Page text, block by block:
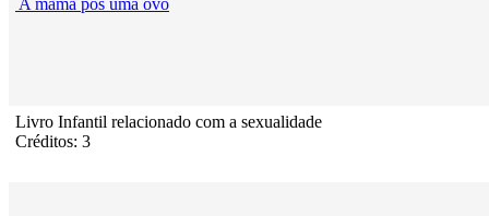
A mãmã pôs uma ovo
Livro Infantil relacionado com a sexualidade
Créditos: 3